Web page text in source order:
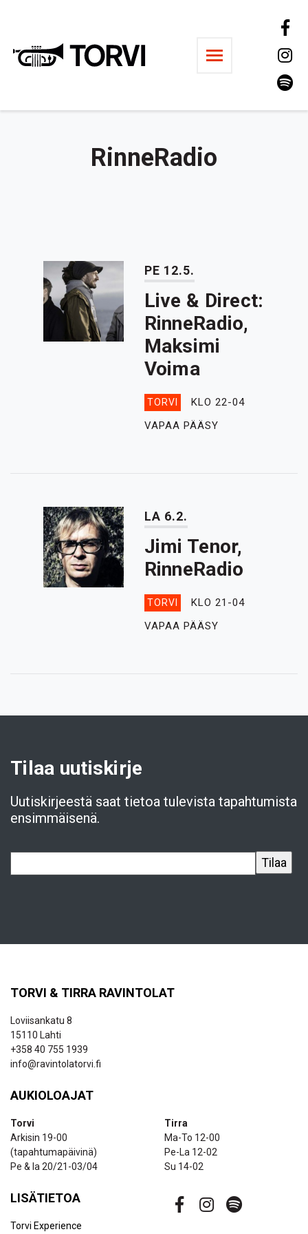
Ravintola Torvi
RinneRadio
PE 12.5.
Live & Direct:
RinneRadio,
Maksimi
Voima
TORVI
KLO 22-04
VAPAA PÄÄSY
LA 6.2.
Jimi Tenor,
RinneRadio
TORVI
KLO 21-04
VAPAA PÄÄSY
Tilaa uutiskirje
Uutiskirjeestä saat tietoa tulevista tapahtumista
ensimmäisenä.
TORVI & TIRRA RAVINTOLAT
Loviisankatu 8
15110 Lahti
+358 40 755 1939
info@ravintolatorvi.fi
AUKIOLOAJAT
Torvi
Arkisin 19-00
(tapahtumapäivinä)
Pe & la 20/21-03/04
Tirra
Ma-To 12-00
Pe-La 12-02
Su 14-02
LISÄTIETOA
Torvi Experience